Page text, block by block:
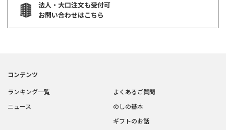
法人・大口注文も受付可
お問い合わせはこちら
コンテンツ
ランキング一覧
ニュース
よくあるご質問
のしの基本
ギフトのお話